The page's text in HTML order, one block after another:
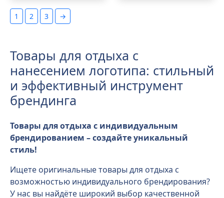
1 2 3 →
Товары для отдыха с
нанесением логотипа: стильный
и эффективный инструмент
брендинга
Товары для отдыха с индивидуальным
брендированием – создайте уникальный
стиль!
Ищете оригинальные товары для отдыха с
возможностью индивидуального брендирования?
У нас вы найдёте широкий выбор качественной